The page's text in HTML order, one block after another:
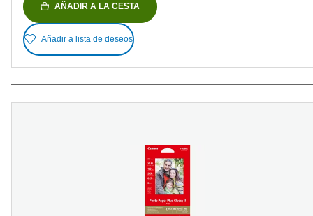
AÑADIR A LA CESTA
Añadir a lista de deseos